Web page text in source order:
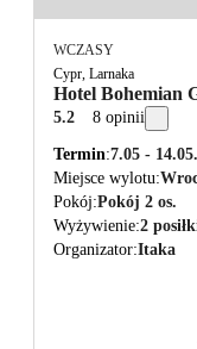
WCZASY
Cypr, Larnaka
Hotel Bohemian
5.2 8 opinii
Termin 7.05 -
Miejsce wylotu
Pokój Pokój 2 os.
Wyżywienie 2
Organizator Itaka